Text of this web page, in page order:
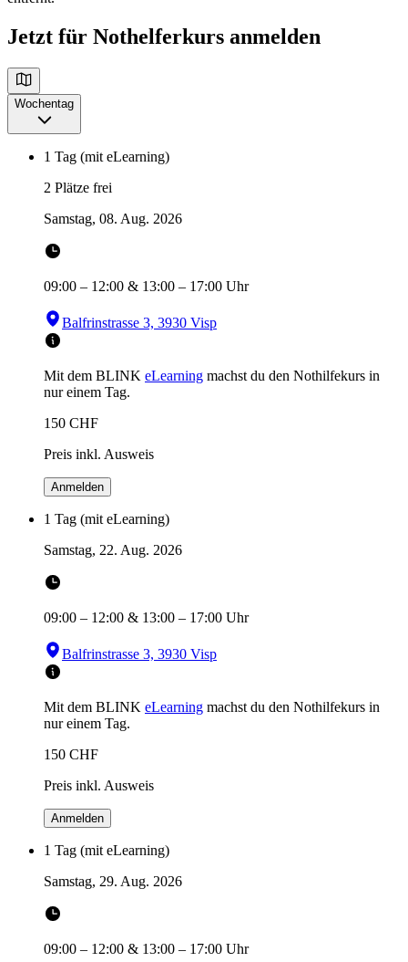
Jetzt für Nothelferkurs anmelden
Wochentag
1 Tag (mit eLearning)
2 Plätze frei
Samstag, 08. Aug. 2026
09:00 – 12:00 & 13:00 – 17:00 Uhr
Balfrinstrasse 3, 3930 Visp
Mit dem BLINK eLearning machst du den Nothilfekurs in
nur einem Tag.
150 CHF
Preis inkl. Ausweis
Anmelden
1 Tag (mit eLearning)
Samstag, 22. Aug. 2026
09:00 – 12:00 & 13:00 – 17:00 Uhr
Balfrinstrasse 3, 3930 Visp
Mit dem BLINK eLearning machst du den Nothilfekurs in
nur einem Tag.
150 CHF
Preis inkl. Ausweis
Anmelden
1 Tag (mit eLearning)
Samstag, 29. Aug. 2026
09:00 – 12:00 & 13:00 – 17:00 Uhr